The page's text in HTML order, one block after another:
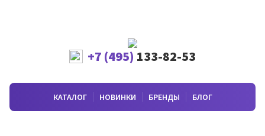
+7 (495) 133-82-53
КАТАЛОГ НОВИНКИ БРЕНДЫ БЛОГ